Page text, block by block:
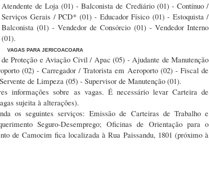
Atendente de Loja (01) - Balconista de Crediário (01) - Contínuo /
Serviços Gerais / PCD* (01) - Educador Físico (01) - Estoquista /
Balconista (01) - Vendedor de Consórcio (01) - Vendedor Interno
(01).
VAGAS PARA JERICOACOARA
Proteção e Aviação Civil / Apac (05) - Ajudante de Manutenção
(02) - Carregador / Tratorista em Aeroporto (02) - Fiscal de
de Limpeza (05) - Supervisor de Manutenção (01).
informações sobre as vagas. É necessário levar Carteira de
sujeita à alterações).
os seguintes serviços:Emissão de Carteiras de Trabalho e
Seguro-Desemprego;Oficinas de Orientação para o
de Camocim fica localizada à Rua Paissandu, 1801 (próximo à